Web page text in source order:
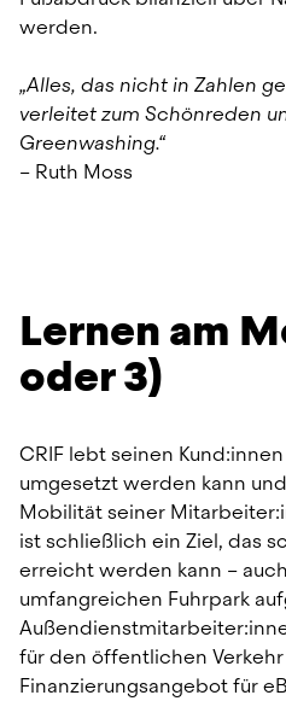
werden.
„Alles, das nicht in Zahlen
verleitet zum Schönreden
Greenwashing.“
– Ruth Moss
Lernen am
oder 3)
CRIF lebt seinen
umgesetzt werden kann
Mobilität seiner
ist schließlich ein Ziel, das
erreicht werden kann –
umfangreichen Fuhrpark
für den öffentlichen
Finanzierungsangebot für